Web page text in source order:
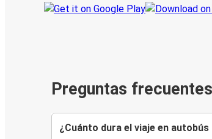
Preguntas frecuentes
¿Cuánto dura el viaje en